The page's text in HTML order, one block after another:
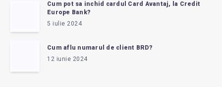
Cum pot sa inchid cardul Card Avantaj, la Credit
Europe Bank?
5 iulie 2024
Cum aflu numarul de client BRD?
12 iunie 2024